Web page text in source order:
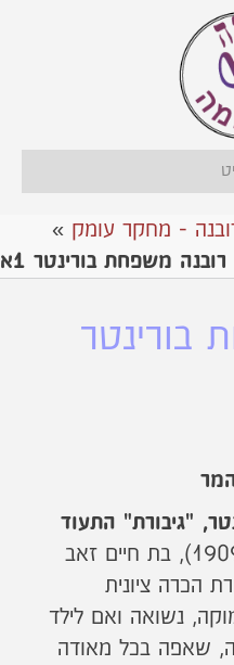
- מחקר עומק »
רובנה משפחת בורינטר 1א
בורינטר
"גיבורת" התעוד
ילידת העיר רובנה (1909), בת חיים זאב
הכרה ציונית
נשואה ואם לילד
שאפה בכל מאודה